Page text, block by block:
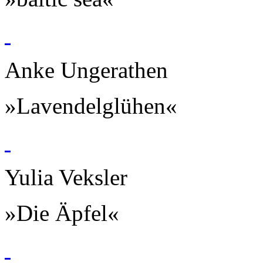
Anke Ungerathen
»Lavendelglühen«
Yulia Veksler
»Die Äpfel«